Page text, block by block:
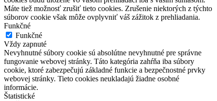
Máte tiež možnosť zrušiť tieto cookies. Zrušenie niektorých z týchto
súborov cookie však môže ovplyvniť váš zážitok z prehliadania.
Funkčné
Funkčné
Vždy zapnuté
Nevyhnutné súbory cookie sú absolútne nevyhnutné pre správne
fungovanie webovej stránky. Táto kategória zahŕňa iba súbory
cookie, ktoré zabezpečujú základné funkcie a bezpečnostné prvky
webovej stránky. Tieto cookies neukladajú žiadne osobné
informácie.
Štatistické